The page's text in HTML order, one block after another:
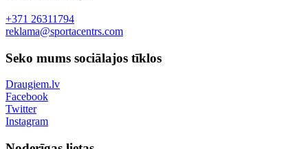
+371 26311794
reklama@sportacentrs.com
Seko mums sociālajos tīklos
Draugiem.lv
Facebook
Twitter
Instagram